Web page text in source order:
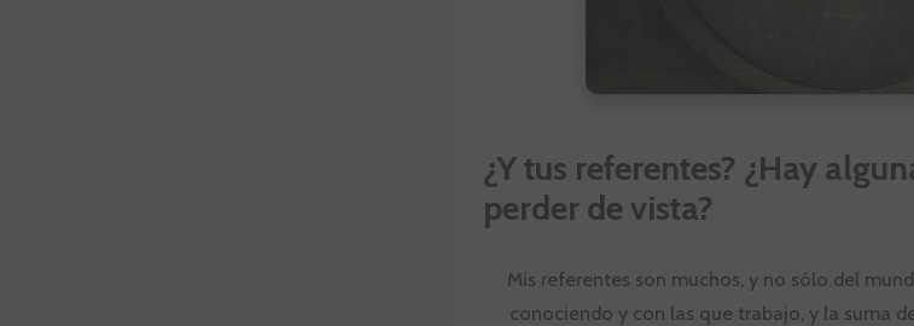
¿Y tus referentes? ¿Hay
perder de vista?
Mis referentes son muchos, y no sólo del
conociendo y con las que trabajo, y la suma